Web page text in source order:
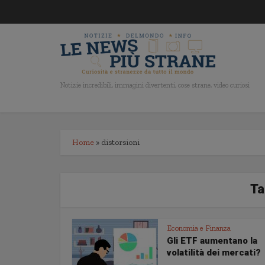
Notizie incredibili, immagini divertenti, cose strane, video curiosi
Home » distorsioni
Economia e Finanza
Gli ETF aumentano la
volatilità dei mercati?